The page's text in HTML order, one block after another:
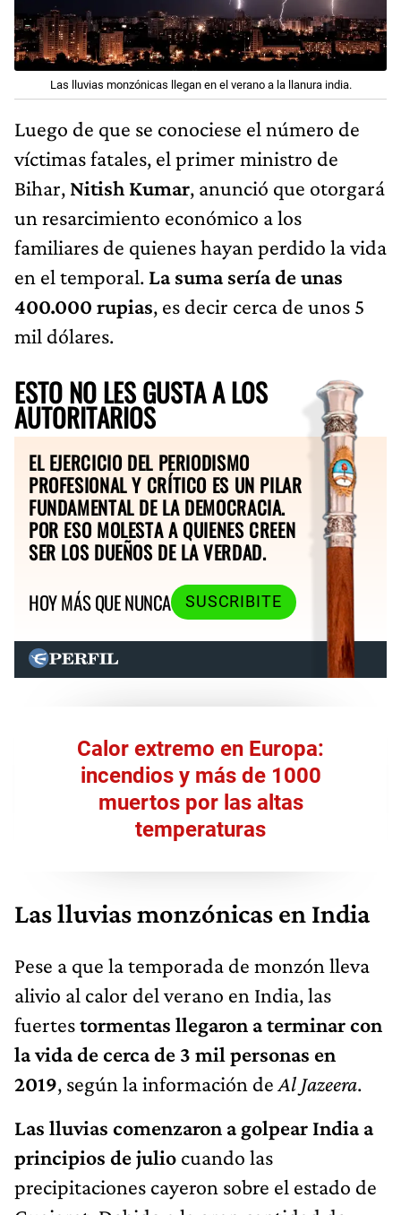
Las lluvias monzónicas llegan en el verano a la llanura india.
Luego de que se conociese el número de
víctimas fatales, el primer ministro de
Bihar, Nitish Kumar, anunció que otorgará
un resarcimiento económico a los
familiares de quienes hayan perdido la vida
en el temporal. La suma sería de unas
400.000 rupias, es decir cerca de unos 5
mil dólares.
ESTO NO LES GUSTA A LOS
AUTORITARIOS
EL EJERCICIO DEL PERIODISMO
PROFESIONAL Y CRÍTICO ES UN PILAR
FUNDAMENTAL DE LA DEMOCRACIA.
POR ESO MOLESTA A QUIENES CREEN
SER LOS DUEÑOS DE LA VERDAD.
HOY MÁS QUE NUNCA
SUSCRIBITE
Calor extremo en Europa:
incendios y más de 1000
muertos por las altas
temperaturas
Las lluvias monzónicas en India
Pese a que la temporada de monzón lleva
alivio al calor del verano en India, las
fuertestormentas llegaron a terminar con
la vida de cerca de 3 mil personas en
2019, según la información de Al Jazeera.
Las lluvias comenzaron a golpear India a
principios de julio cuando las
precipitaciones cayeron sobre el estado de